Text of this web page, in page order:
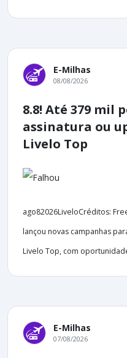
E-Milhas
08/08/2026
8.8! Até 379 mil
assinatura ou
Livelo Top
ago82026LiveloCréditos:
lançou novas campanhas
Livelo Top, com
E-Milhas
07/08/2026